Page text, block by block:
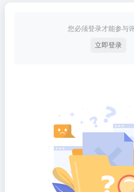
您必须登录才能参与
立即登录